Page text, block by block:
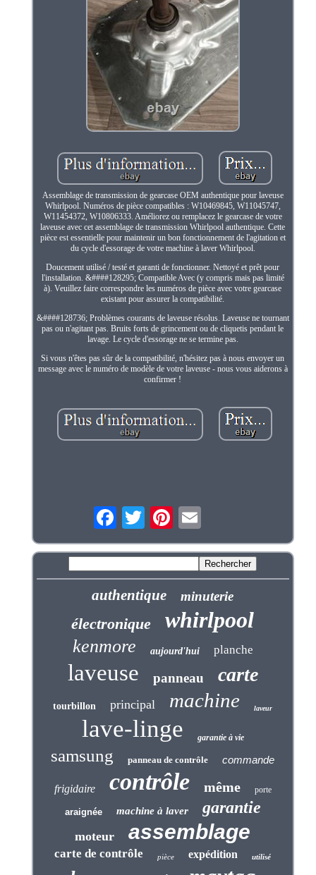
Assemblage de transmission de gearcase OEM authentique pour laveuse
Whirlpool. Numéros de pièce compatibles : W10469845, W11045747,
W11454372, W10806333. Améliorez ou remplacez le gearcase de votre
laveuse avec cet assemblage de transmission Whirlpool authentique. Cette
pièce est essentielle pour maintenir un bon fonctionnement de l'agitation et
du cycle d'essorage de votre machine à laver Whirlpool.
Doucement utilisé / testé et garanti de fonctionner. Nettoyé et prêt pour
l'installation. &####128295; Compatible Avec (y compris mais pas limité
à). Veuillez faire correspondre les numéros de pièce avec votre gearcase
existant pour assurer la compatibilité.
&####128736; Problèmes courants de laveuse résolus. Laveuse ne tournant
pas ou n'agitant pas. Bruits forts de grincement ou de cliquetis pendant le
lavage. Le cycle d'essorage ne se termine pas.
Si vous n'êtes pas sûr de la compatibilité, n'hésitez pas à nous envoyer un
message avec le numéro de modèle de votre laveuse - nous vous aiderons à
confirmer !
authentique minuterie
électronique whirlpool
kenmore aujourd'hui planche
laveuse panneau carte
tourbillon principal machine laveur
lave-linge garantie à vie
samsung panneau de contrôle commande
frigidaire contrôle même porte
araignée machine à laver garantie
moteur assemblage
carte de contrôle pièce expédition utilisé